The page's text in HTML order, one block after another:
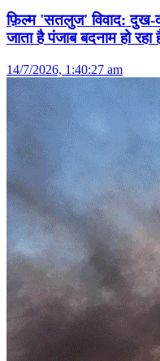
फ़िल्म 'सतलुज' विवाद: दुख-
जाता है पंजाब बदनाम हो रहा
14/7/2026, 1:40:27 am